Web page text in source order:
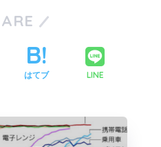
はてブ LINE